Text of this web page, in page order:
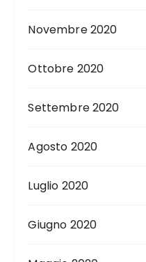
Novembre 2020
Ottobre 2020
Settembre 2020
Agosto 2020
Luglio 2020
Giugno 2020